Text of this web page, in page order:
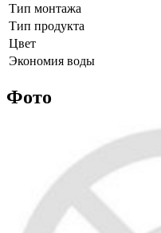
Тип монтажа
Тип продукта
Цвет
Экономия воды
Фото